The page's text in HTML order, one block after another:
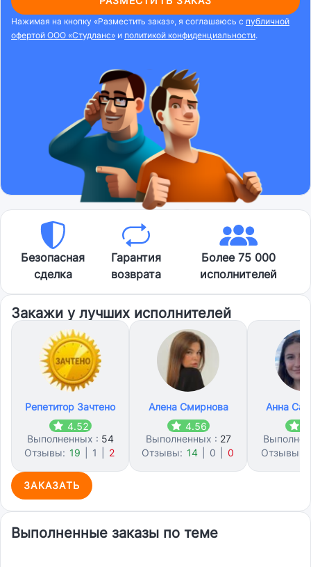
Нажимая на кнопку «Разместить заказ», я соглашаюсь с публичной
офертой ООО «Студланс» и политикой конфиденциальности.
Безопасная
сделка
Гарантия
возврата
Более 75 000
исполнителей
Закажи у лучших исполнителей
Репетитор Зачтено
4.52
Выполненных : 54
Отзывы: 19 1 2
Алена Смирнова
4.56
Выполненных : 27
Отзывы: 14 0 0
Анна
Отзывы:
ЗАКАЗАТЬ
Выполненные заказы по теме